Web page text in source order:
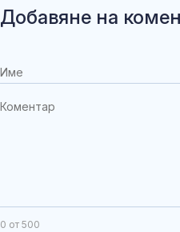
Добавяне на
0 от 500